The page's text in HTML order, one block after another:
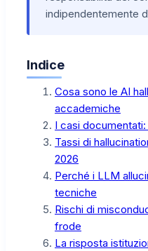
indipendentemente
Indice
Cosa sono le AI
accademiche
I casi
Tassi di
2026
Perché i LLM
tecniche
Rischi di
frode
La risposta